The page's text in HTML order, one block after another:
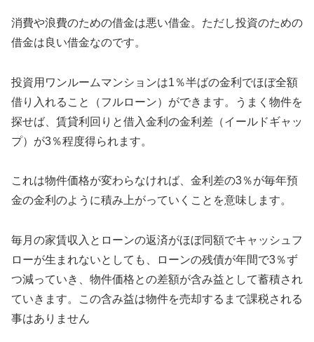
消費や浪費のための借金は悪い借金。ただし投資のための
借金は良い借金なのです。
投資用ワンルームマンションは1％半ばの金利でほぼ全額
借り入れること（フルローン）ができます。うまく物件を
探せば、賃貸利回りと借入金利の金利差（イールドギャッ
プ）が3％程度得られます。
これは物件価格が変わらなければ、金利差の3％が毎年預
金の金利のように積み上がっていくことを意味します。
毎月の家賃収入とローンの返済がほぼ同額でキャッシュフ
ローが生まれないとしても、ローンの残債が年間で3％ず
つ減っていき、物件価格との差額が含み益として蓄積され
ていきます。この含み益は物件を売却するまで課税される
事はありません